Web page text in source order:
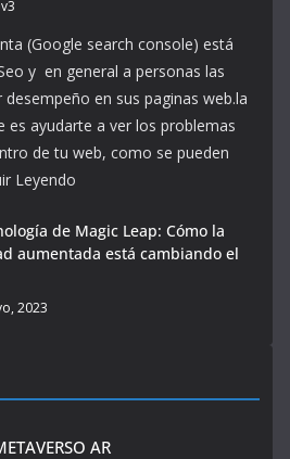
(Google search console) está
y en general a personas las
en sus paginas web.la
es ayudarte a ver los problemas
de tu web, como se pueden
Leyendo
de Magic Leap: Cómo la
aumentada está cambiando el
2023
AR